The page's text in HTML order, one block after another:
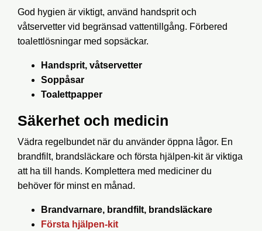
God hygien är viktigt, använd handsprit och
våtservetter vid begränsad vattentillgång. Förbered
toalettlösningar med sopsäckar.
Handsprit, våtservetter
Soppåsar
Toalettpapper
Säkerhet och medicin
Vädra regelbundet när du använder öppna lågor. En
brandfilt, brandsläckare och första hjälpen-kit är viktiga
att ha till hands. Komplettera med mediciner du
behöver för minst en månad.
Brandvarnare, brandfilt, brandsläckare
Första hjälpen-kit